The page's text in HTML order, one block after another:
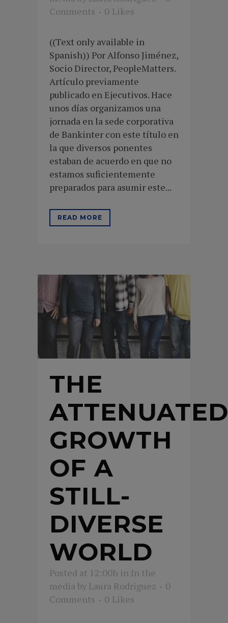
Comments
0 Likes
((Text only available in
Spanish)) Por Alfonso Jiménez,
Socio Director, PeopleMatters.
Artículo previamente
publicado en Ejecutivos. Hace
unos días organizamos una
jornada en la sede corporativa
de Bankinter con este título en
la que diversos ponentes
estaban de acuerdo en que no
estamos suficientemente
preparados para asumir este...
READ MORE
THE
ATTENUATED
GROWTH
OF A
STILL-
DIVERSE
WORLD
Posted at 12:00h in In the
media by Laura Rodriguez
0
Comments
0 Likes